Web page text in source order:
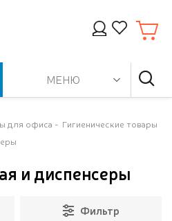
МЕНЮ
для офиса
Гигиенические товары
и диспенсеры
Фильтр